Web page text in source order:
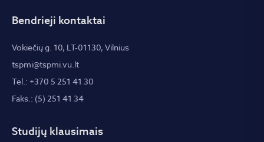
Bendrieji kontaktai
Vokiečių g. 10, LT-01130, Vilnius
tspmi@tspmi.vu.lt
Tel.: +370 5 251 41 30
Faks.: (5) 251 41 34
Studijų klausimais